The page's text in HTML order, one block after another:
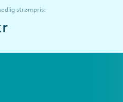
strømpris: